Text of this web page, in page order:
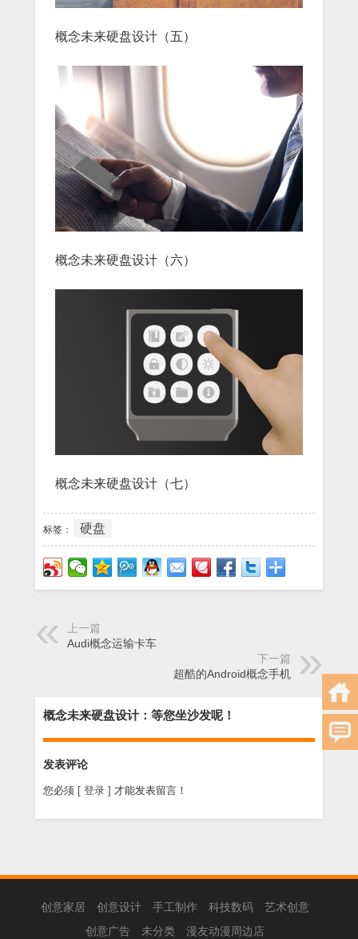
概念未来硬盘设计（五）
概念未来硬盘设计（六）
概念未来硬盘设计（七）
标签： 硬盘
上一篇
Audi概念运输卡车
下一篇
超酷的Android概念手机
概念未来硬盘设计：等您坐沙发呢！
发表评论
您必须 [ 登录 ] 才能发表留言！
创意家居 创意设计 手工制作 科技数码
艺术创意
创意广告
未分类 漫友动漫周边店